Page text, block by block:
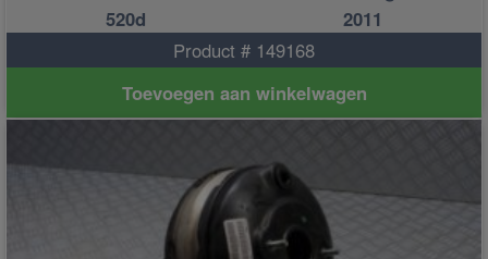
520d
2011
Product # 149168
Toevoegen aan winkelwagen